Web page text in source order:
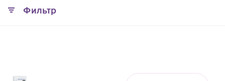
Фильтр